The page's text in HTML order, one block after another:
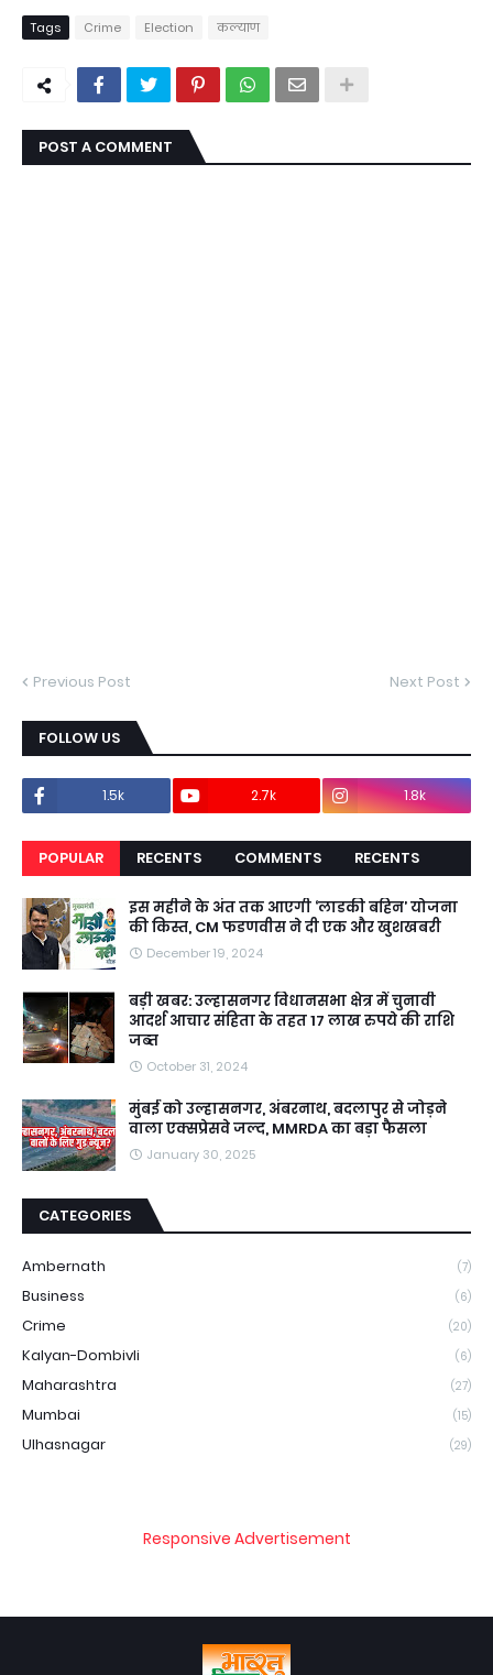
Tags Crime Election कल्याण
POST A COMMENT
Previous Post Next Post
FOLLOW US
1.5k 2.7k 1.8k
POPULAR RECENTS COMMENTS RECENTS
इस महीने के अंत तक आएगी ‘लाडकी बहिन’ योजना
की किस्त, CM फडणवीस ने दी एक और खुशखबरी
December 19, 2024
बड़ी खबर: उल्हासनगर विधानसभा क्षेत्र में चुनावी
आदर्श आचार संहिता के तहत 17 लाख रुपये की राशि
जब्त
October 31, 2024
मुंबई को उल्हासनगर, अंबरनाथ, बदलापुर से जोड़ने
वाला एक्सप्रेसवे जल्द, MMRDA का बड़ा फैसला
January 30, 2025
CATEGORIES
Ambernath (7)
Business (6)
Crime (20)
Kalyan-Dombivli (6)
Maharashtra (27)
Mumbai (15)
Ulhasnagar (29)
Responsive Advertisement